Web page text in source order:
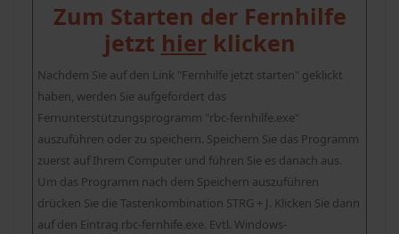
Zum Starten der Fernhilfe
jetzt hierklicken
Nachdem Sie auf den Link "Fernhilfe jetzt starten" geklickt
haben, werden Sie aufgefordert das
Fernunterstützungsprogramm "rbc-fernhilfe.exe"
auszuführen oder zu speichern. Speichern Sie das Programm
zuerst auf Ihrem Computer und führen Sie es danach aus.
Um das Programm nach dem Speichern auszuführen
drücken Sie die Tastenkombination STRG + J. Klicken Sie dann
auf den Eintrag rbc-fernhife.exe. Evtl. Windows-